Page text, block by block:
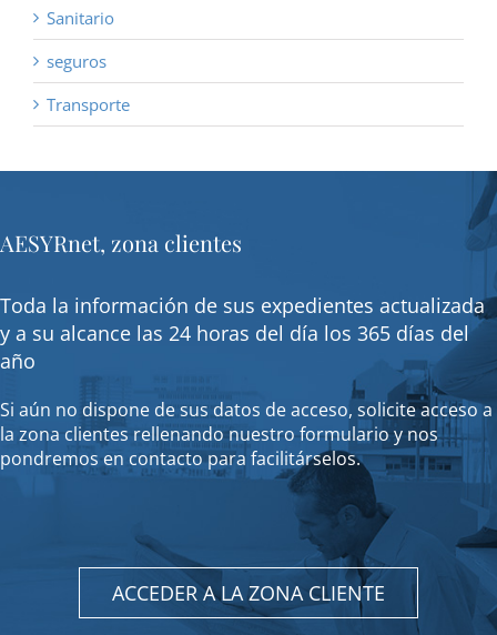
Sanitario
seguros
Transporte
AESYRnet, zona clientes
Toda la información de sus expedientes actualizada
y a su alcance las 24 horas del día los 365 días del
año
Si aún no dispone de sus datos de acceso, solicite acceso a
la zona clientes rellenando nuestro formulario y nos
pondremos en contacto para facilitárselos.
ACCEDER A LA ZONA CLIENTE